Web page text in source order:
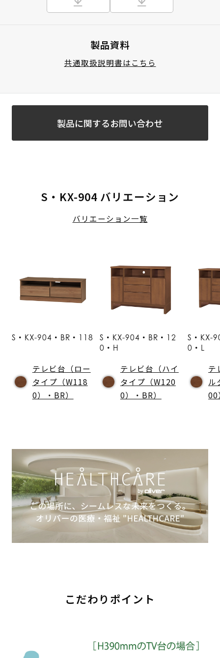
製品資料
共通取扱説明書はこちら
製品に関するお問い合わせ
S・KX-904 バリエーション
バリエーション一覧
S・KX-904・BR・118
テレビ台（ロー
タイプ（W118
0）・BR）
S・KX-904・BR・12
0・H
テレビ台（ハイ
タイプ（W120
0）・BR）
S・KX-
0・L
テ
ル
00
こだわりポイント